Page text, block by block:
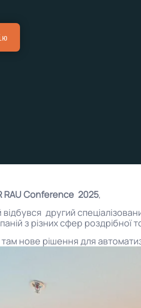
RAU Conference 2025,
другий
з різних сфер роздрібної
нове рішення для